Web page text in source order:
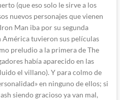
(que eso solo le sirve a los
nuevos personajes que vienen
Man iba por su segunda
América tuvieron sus películas
preludio a la primera de The
había aparecido en las
el villano). Y para colmo de
en ninguno de ellos; si
siendo gracioso ya van mal,